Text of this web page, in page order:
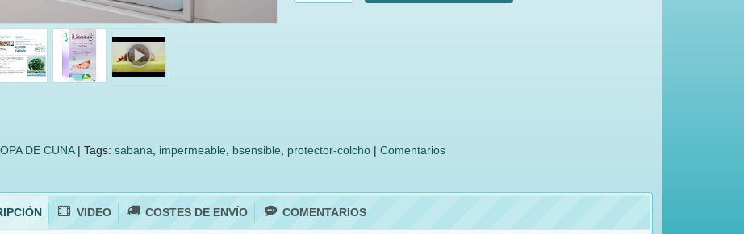
DE CUNA| Tags: sabana impermeable bsensible protector-colcho | Comentarios
VIDEO COSTES DE ENVÍO COMENTARIOS